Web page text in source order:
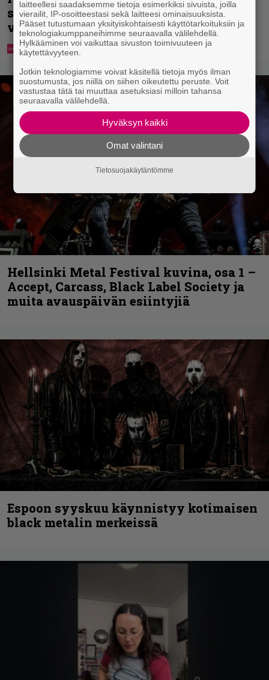
selviämään helteistä syömällä
viilentävää koiraa
Hellsinki Metal Festival kuvina, osa 1 –
Accept, Carcass, Black Label Society ja
muita avauspäivän esiintyjiä
Espoon syyskuu käynnistyy kotimaisen
black metalin merkeissä
laitteellesi saadaksemme tietoja esimerkiksi sivuista, joilla
vierailit, IP-osoitteestasi sekä laitteesi ominaisuuksista.
Pääset tutustumaan yksityiskohtaisesti käyttötarkoituksiin ja
teknologiakumppaneihimme seuraavalla välilehdellä.
Hylkääminen voi vaikuttaa sivuston toimivuuteen ja
käytettävyyteen.
Jotkin teknologiamme voivat käsitellä tietoja myös ilman
suostumusta, jos niillä on siihen oikeutettu peruste. Voit
vastustaa tätä tai muuttaa asetuksiasi milloin tahansa
seuraavalla välilehdellä.
Hyväksyn kaikki
Omat valintani
Tietosuojakäytäntömme